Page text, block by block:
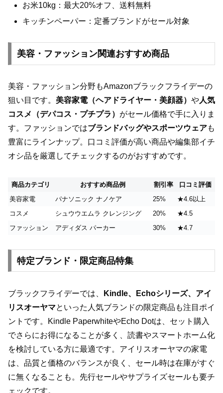
お米10kg：最大20%オフ、送料無料
キッチンペーパー：定番ブランドがセール対象
美容・ファッション関連おすすめ商品
美容・ファッション分野もAmazonブラックフライデーの
狙い目です。 美容家電（ヘアドライヤー・美顔器） や人気
コスメ（デパコス・プチプラ） がセール価格で手に入りま
す。ファッションではブランドバッグやスポーツウェアも
豊富にラインナップ。口コミ評価が高い商品や編集部イチ
オシ品を厳選してチェックするのがおすすめです。
商品カテゴリ おすすめ商品例 割引率
口コミ評価
美容家電
パナソニック ナノケア 25%
★4.6以上
コスメ
シュウウエムラ クレンジング 20%
★4.5
ファッション
アディダス パーカー 30% ★4.7
特定ブランド・限定商品特集
ブラックフライデーでは、
Kindle、Echoシリーズ、アイ
リスオーヤマといった人気ブランドの限定商品も注目ポイ
ントです。Kindle PaperwhiteやEcho Dotは、セット購入
でさらにお得になることが多く、読書やスマートホーム化
を検討している方に最適です。アイリスオーヤマの家電
は、品質と価格のバランスが良く、セール時は在庫がすぐ
に無くなることも。先行セールやサプライズセールも要チ
ェックです。